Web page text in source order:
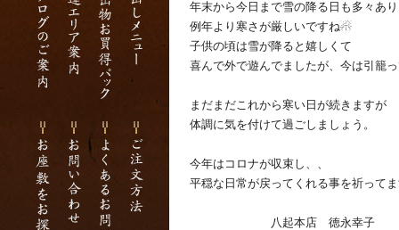
年末から今日まで雪の降る日も多々あり
例年より寒さが厳しいですね☃
子供の頃は雪が降ると嬉しくて
喜んで外で遊んでましたが、今は引籠
まだまだこれから寒い日が続きますが
体調に気を付けて過ごしましょう。
今年はコロナが収束し、、
平穏な日常が戻ってくれる事を祈って
八起本店 徳永幸子